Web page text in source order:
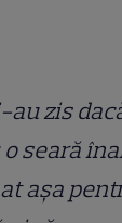
au zis
seară
așa